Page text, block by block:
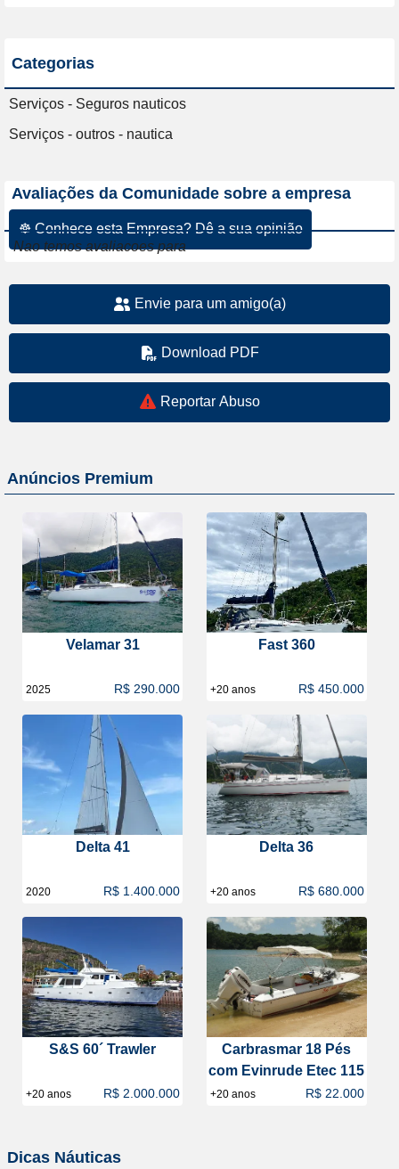
Categorias
Serviços - Seguros nauticos
Serviços - outros - nautica
Avaliações da Comunidade sobre a empresa
☸ Conhece esta Empresa? Dê a sua opinião
Nao temos avaliacoes para
Envie para um amigo(a)
Download PDF
Reportar Abuso
Anúncios Premium
Velamar 31
2025 R$ 290.000
Fast 360
+20 anos R$ 450.000
Delta 41
2020 R$ 1.400.000
Delta 36
+20 anos R$ 680.000
S&S 60´ Trawler
+20 anos R$ 2.000.000
Carbrasmar 18 Pés
com Evinrude Etec 115
+20 anos R$ 22.000
Dicas Náuticas